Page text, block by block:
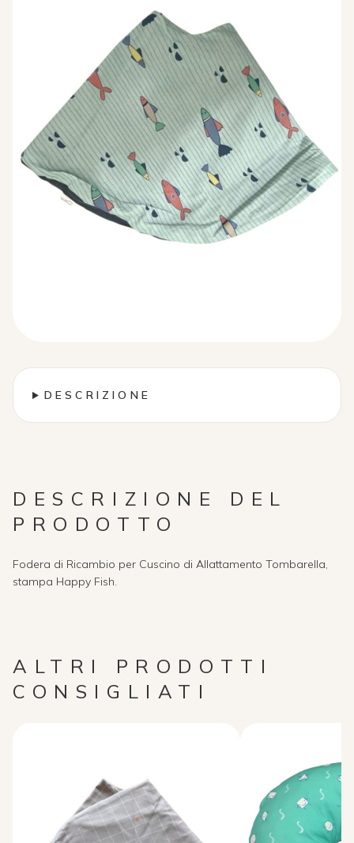
DESCRIZIONE
DESCRIZIONE DEL
PRODOTTO
Fodera di Ricambio per Cuscino di Allattamento Tombarella,
stampa Happy Fish.
ALTRI PRODOTTI
CONSIGLIATI